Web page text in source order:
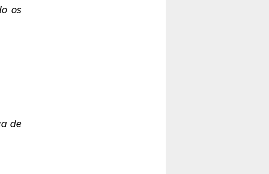
os
de